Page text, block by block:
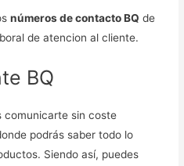
números de contacto BQ de
de atencion al cliente.
BQ
comunicarte sin coste
podrás saber todo lo
Siendo así, puedes